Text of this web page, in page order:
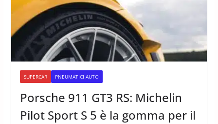
SUPERCAR PNEUMATICI AUTO
Porsche 911 GT3 RS: Michelin
Pilot Sport S 5 è la gomma per il